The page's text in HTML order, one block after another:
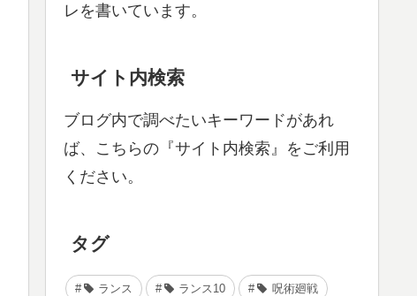
レを書いています。
サイト内検索
ブログ内で調べたいキーワードがあれ
ば、こちらの『サイト内検索』をご利用
ください。
タグ
ランス ランス10 呪術廻戦